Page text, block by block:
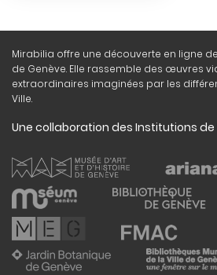
Mirabilia offre une découverte en ligne
de Genève. Elle rassemble des œuvres
extraordinaires imaginées par les
Ville.
Une collaboration des Institutions de